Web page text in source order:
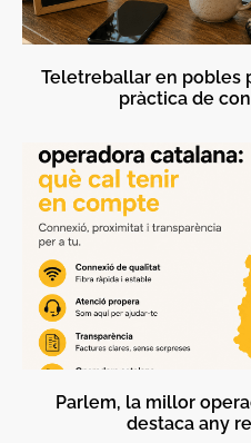
Teletreballar en pobles
pràctica de
Parlem, la millor
destaca any